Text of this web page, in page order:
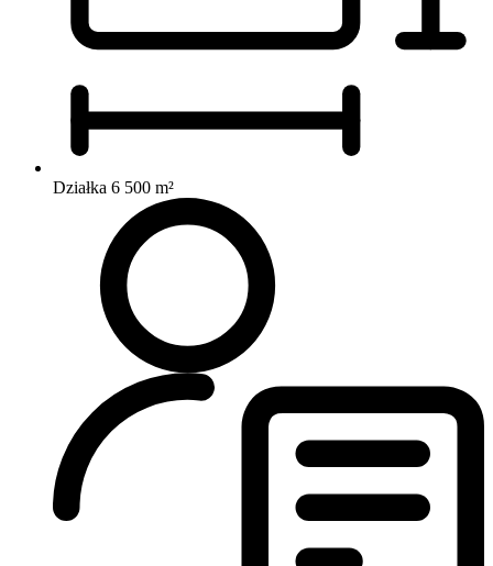
Działka 6 500 m²